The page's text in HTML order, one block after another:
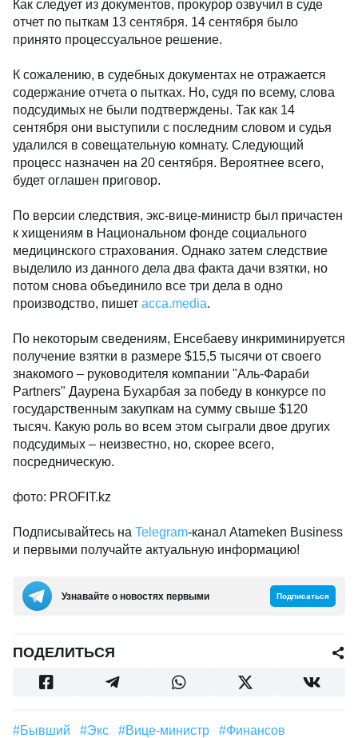
Как следует из документов, прокурор озвучил в суде
отчет по пыткам 13 сентября. 14 сентября было
принято процессуальное решение.
К сожалению, в судебных документах не отражается
содержание отчета о пытках. Но, судя по всему, слова
подсудимых не были подтверждены. Так как 14
сентября они выступили с последним словом и судья
удалился в совещательную комнату. Следующий
процесс назначен на 20 сентября. Вероятнее всего,
будет оглашен приговор.
По версии следствия, экс-вице-министр был причастен
к хищениям в Национальном фонде социального
медицинского страхования. Однако затем следствие
выделило из данного дела два факта дачи взятки, но
потом снова объединило все три дела в одно
производство, пишет acca.media.
По некоторым сведениям, Енсебаеву инкриминируется
получение взятки в размере $15,5 тысячи от своего
знакомого – руководителя компании "Аль-Фараби
Partners" Даурена Бухарбая за победу в конкурсе по
государственным закупкам на сумму свыше $120
тысяч. Какую роль во всем этом сыграли двое других
подсудимых – неизвестно, но, скорее всего,
посредническую.
фото: PROFIT.kz
Подписывайтесь на Telegram-канал Atameken Business
и первыми получайте актуальную информацию!
Узнавайте о новостях первыми Подписаться
ПОДЕЛИТЬСЯ
#бывший #экс #Вице-министр #финансов